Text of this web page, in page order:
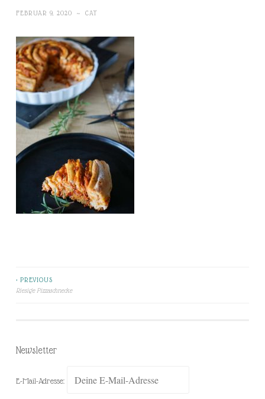
FEBRUAR 9, 2020 ~ CAT
Beitragsnavigation
< PREVIOUS
Riesige Pizzaschnecke
Newsletter
E-Mail-Adresse: